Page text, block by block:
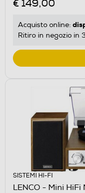
€ 149,00
Acquisto online:
Ritiro in negozio in
SISTEMI HI-FI
LENCO - Mini